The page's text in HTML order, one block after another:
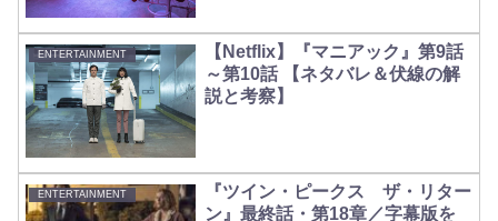
ENTERTAINMENT
【Netflix】『マニアック』第9話
～第10話 【ネタバレ＆伏線の解
説と考察】
ENTERTAINMENT
『ツイン・ピークス ザ・リター
ン』最終話・第18章／字幕版を